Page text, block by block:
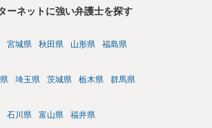
ーネットに強い弁護士を探す
宮城県 秋田県 山形県 福島県
埼玉県 茨城県 栃木県 群馬県
石川県 富山県 福井県